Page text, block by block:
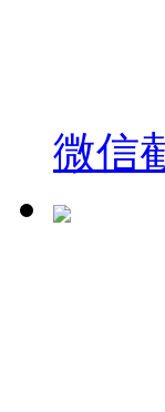
微信